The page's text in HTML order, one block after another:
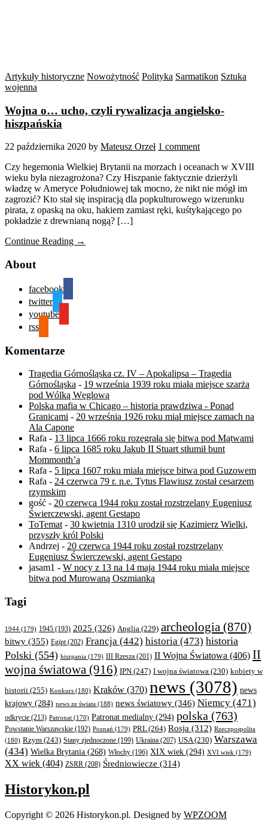
Artykuły historyczne Nowożytność Polityka Sarmatikon Sztuka
wojenna
Wojna o… ucho, czyli rywalizacja angielsko-
hiszpańskia
22 października 2020 by Mateusz Orzeł 1 comment
Czy hegemonia Wielkiej Brytanii na morzach i oceanach w XVIII
wieku była niezagrożona? Czy Hiszpanie faktycznie dzierżyli
władzę w Ameryce Południowej tak mocno, że nikt nie mógł im
zagrozić? Kto stał się inspiracją dla popkulturowego wizerunku
pirata, z opaską na oku, hakiem zamiast ręki, kuśtykającego po
pokładzie z drewnianą nogą? […]
Continue Reading →
About
facebook
twitter
youtube
rss
Komentarze
Tragedia Górnośląska cz. IV – Apokalipsa – Tragedia
Górnośląska - 19 września 1939 roku miała miejsce szarża
pod Wólką Węglową
Polska mafia w Chicago – historia prawdziwa - Ponad
Granicami - 20 września 1926 roku miał miejsce zamach na
Ala Capone
Rafa - 13 lipca 1666 roku rozegrała się bitwa pod Mątwami
Rafa - 6 lipca 1685 roku Jakub II Stuart stłumił bunt
Mommonth’a
Rafa - 5 lipca 1607 roku miała miejsce bitwa pod Guzowem
Rafa - 24 czerwca 79 r. n.e. Tytus Flawiusz został cesarzem
rzymskim
gość - 20 czerwca 1944 roku został rozstrzelany Eugeniusz
Świerczewski, agent Gestapo
ToTemat - 30 kwietnia 1310 urodził się Kazimierz Wielki,
przyszły król Polski
Andrzej - 20 czerwca 1944 roku został rozstrzelany
Eugeniusz Świerczewski, agent Gestapo
jasam1 - W nocy z 13 na 14 maja 1944 roku miała miejsce
bitwa pod Murowaną Oszmianką
Tagi
1944 (179) 1945 (193) 2025 (326) Anglia (229) archeologia (870)
bitwy (355) Egipt (202) Francja (442) historia (473) historia
Polski (554) hiszpania (179) III Rzesza (201) II Wojna Światowa (406) II
wojna światowa (916) IPN (247) I wojna światowa (230) kobiety w
historii (255) Konkurs (180) Kraków (370) news (3078) news
krajowy (284) news ze świata (188) news światowy (346) Niemcy (471)
odkrycie (213) Patronat (170) Patronat medialny (294) polska (763)
Powstanie Warszawskie (192) Poznań (179) PRL(264) Rosja (312) Rzeczpospolita
(180) Rzym (243) Stany zjednoczone (199) Ukraina (207) USA (230) Warszawa
(434) Wielka Brytania (268) Włochy (196) XIX wiek (294) XVI wiek (179)
XX wiek (404) ZSRR (208) Średniowiecze (314)
Historykon.pl
Copyright © 2026 Historykon.pl. Designed by WPZOOM